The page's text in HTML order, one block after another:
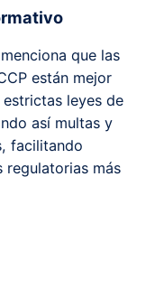
menciona que las
están mejor
leyes de
así multas y
facilitando
regulatorias más